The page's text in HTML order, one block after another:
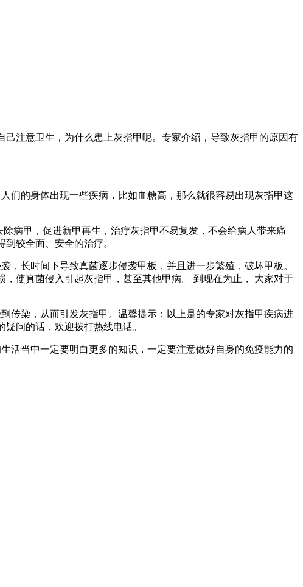
注意卫生，为什么患上灰指甲呢。专家介绍，导致灰指甲的原因有
们的身体出现一些疾病，比如血糖高，那么就很容易出现灰指甲这
病甲，促进新甲再生，治疗灰指甲不易复发，不会给病人带来痛
较全面、安全的治疗。
长时间下导致真菌逐步侵袭甲板，并且进一步繁殖，破坏甲板。
使真菌侵入引起灰指甲，甚至其他甲病。 到现在为止， 大家对于
传染，从而引发灰指甲。温馨提示：以上是的专家对灰指甲疾病进
问的话，欢迎拨打热线电话。
活当中一定要明白更多的知识，一定要注意做好自身的免疫能力的